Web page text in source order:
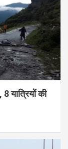
यात्रियों की